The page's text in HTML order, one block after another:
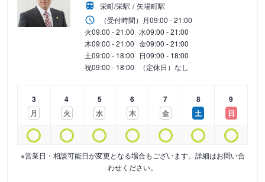
栄町/栄駅
矢場町駅
（受付時間） 月09:00 - 21:00
火09:00 - 21:00 水09:00 - 21:00
木09:00 - 21:00 金09:00 - 21:00
土09:00 - 18:00 日09:00 - 18:00
祝09:00 - 18:00 （定休日）なし
3
月
4
火
5
水
6
木
7
金
8
土
9
日
※営業日・相談可能日が変更となる場合もございます。詳細はお問い合
わせください。